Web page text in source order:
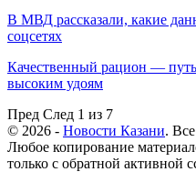
В МВД рассказали, какие
соцсетях
Качественный рацион —
высоким удоям
Пред След 1 из 7
© 2026 - Новости Казани.
Любое копирование
только с обратной активной